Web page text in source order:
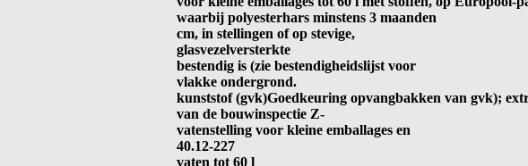
waarbij polyesterhars minstens 3 maanden
cm, in stellingen of op stevige,
glasvezelversterkte
bestendig is (zie bestendigheidslijst voor
vlakke ondergrond.
kunststof (gvk)Goedkeuring opvangbakken van gvk);
van de bouwinspectie Z-
vatenstelling voor kleine emballages en
40.12-227
vaten tot 60 l